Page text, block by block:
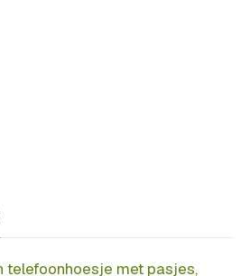
telefoonhoesje met pasjes,